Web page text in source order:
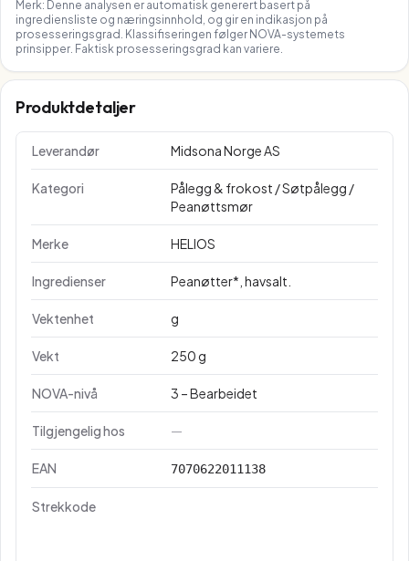
Merk: Denne analysen er automatisk generert basert på
ingrediensliste og næringsinnhold, og gir en indikasjon på
prosesseringsgrad. Klassifiseringen følger NOVA-systemets
prinsipper. Faktisk prosesseringsgrad kan variere.
Produktdetaljer
Leverandør Midsona Norge AS
Kategori
Pålegg & frokost / Søtpålegg /
Peanøttsmør
Merke HELIOS
Ingredienser Peanøtter*, havsalt.
Vektenhet g
Vekt 250 g
NOVA-nivå 3 – Bearbeidet
Tilgjengelig hos —
EAN 7070622011138
Strekkode